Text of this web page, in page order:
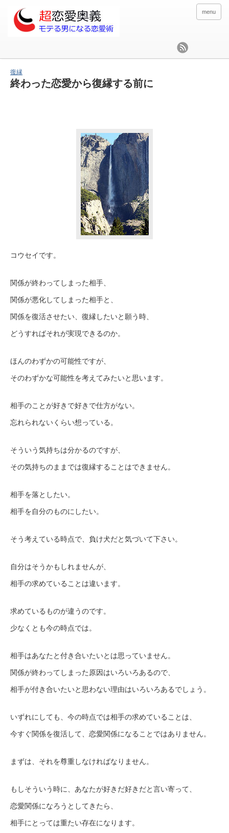
menu
復縁
終わった恋愛から復縁する前に
コウセイです。
関係が終わってしまった相手、
関係が悪化してしまった相手と、
関係を復活させたい、復縁したいと願う時、
どうすればそれが実現できるのか。
ほんのわずかの可能性ですが、
そのわずかな可能性を考えてみたいと思います。
相手のことが好きで好きで仕方がない。
忘れられないくらい想っている。
そういう気持ちは分かるのですが、
その気持ちのままでは復縁することはできません。
相手を落としたい。
相手を自分のものにしたい。
そう考えている時点で、負け犬だと気づいて下さい。
自分はそうかもしれませんが、
相手の求めていることは違います。
求めているものが違うのです。
少なくとも今の時点では。
相手はあなたと付き合いたいとは思っていません。
関係が終わってしまった原因はいろいろあるので、
相手が付き合いたいと思わない理由はいろいろあるでしょう。
いずれにしても、今の時点では相手の求めていることは、
今すぐ関係を復活して、恋愛関係になることではありません。
まずは、それを尊重しなければなりません。
もしそういう時に、あなたが好きだ好きだと言い寄って、
恋愛関係になろうとしてきたら、
相手にとっては重たい存在になります。